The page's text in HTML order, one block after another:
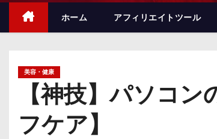
ッ
ホーム アフィリエイトツール
美容・健康
【神技】パソコ
フケア】